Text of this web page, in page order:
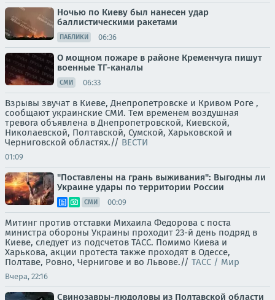
Ночью по Киеву был нанесен удар
баллистическими ракетами
ПАБЛИКИ 06:36
О мощном пожаре в районе Кременчуга пишут
военные ТГ-каналы
СМИ 06:33
Взрывы звучат в Киеве, Днепропетровске и Кривом Роге ,
сообщают украинские СМИ. Тем временем воздушная
тревога объявлена в Днепропетровской, Киевской,
Николаевской, Полтавской, Сумской, Харьковской и
Черниговской областях.// ВЕСТИ
01:09
"Поставлены на грань выживания": Выгодны ли
Украине удары по территории России
СМИ 00:09
Митинг против отставки Михаила Федорова с поста
министра обороны Украины проходит 23-й день подряд в
Киеве, следует из подсчетов ТАСС. Помимо Киева и
Харькова, акции протеста также проходят в Одессе,
Полтаве, Ровно, Чернигове и во Львове.// ТАСС / Мир
Вчера, 22:16
Свинозавры-людоловы из Полтавской области